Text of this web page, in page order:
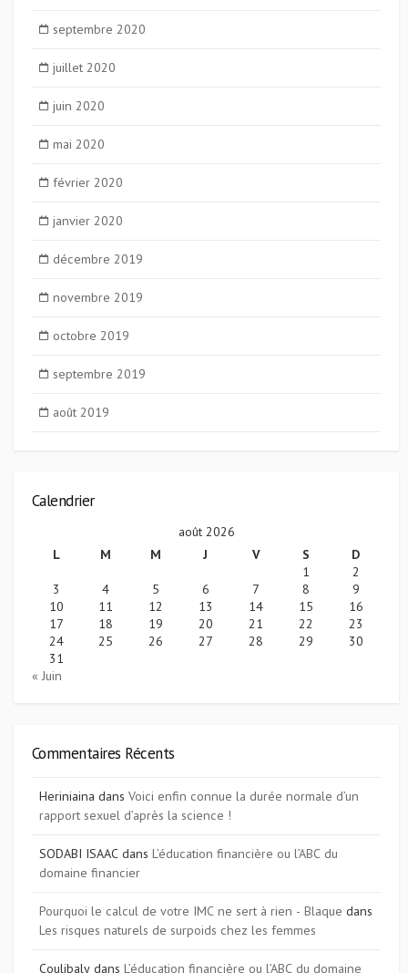
septembre 2020
juillet 2020
juin 2020
mai 2020
février 2020
janvier 2020
décembre 2019
novembre 2019
octobre 2019
septembre 2019
août 2019
Calendrier
août 2026
L
M M J V S
D
1
2
3
4 5 6 7 8
9
10
11 12 13 14 15
16
17
18 19 20 21 22
23
24
25 26 27 28 29
30
31
« Juin
Commentaires Récents
Heriniaina dans Voici enfin connue la durée normale d’un
rapport sexuel d’après la science !
SODABI ISAAC dans L’éducation financière ou l’ABC du
domaine financier
Pourquoi le calcul de votre IMC ne sert à rien - Blaque dans
Les risques naturels de surpoids chez les femmes
Coulibaly dans L’éducation financière ou l’ABC du domaine